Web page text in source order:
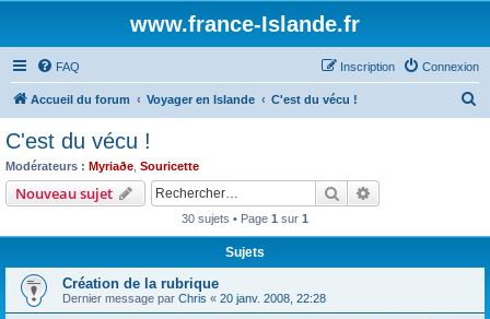
www.france-Islande.fr
FAQ Connexion
Inscription
Accueil du forum Voyager en Islande C'est du vécu !
C'est du vécu !
Modérateurs : Myriaðe Souricette
Nouveau sujet Rechercher
30 sujets • Page 1 sur 1
Sujets
Création de la rubrique
Dernier message par Chris « 20 janv. 2008, 22:28